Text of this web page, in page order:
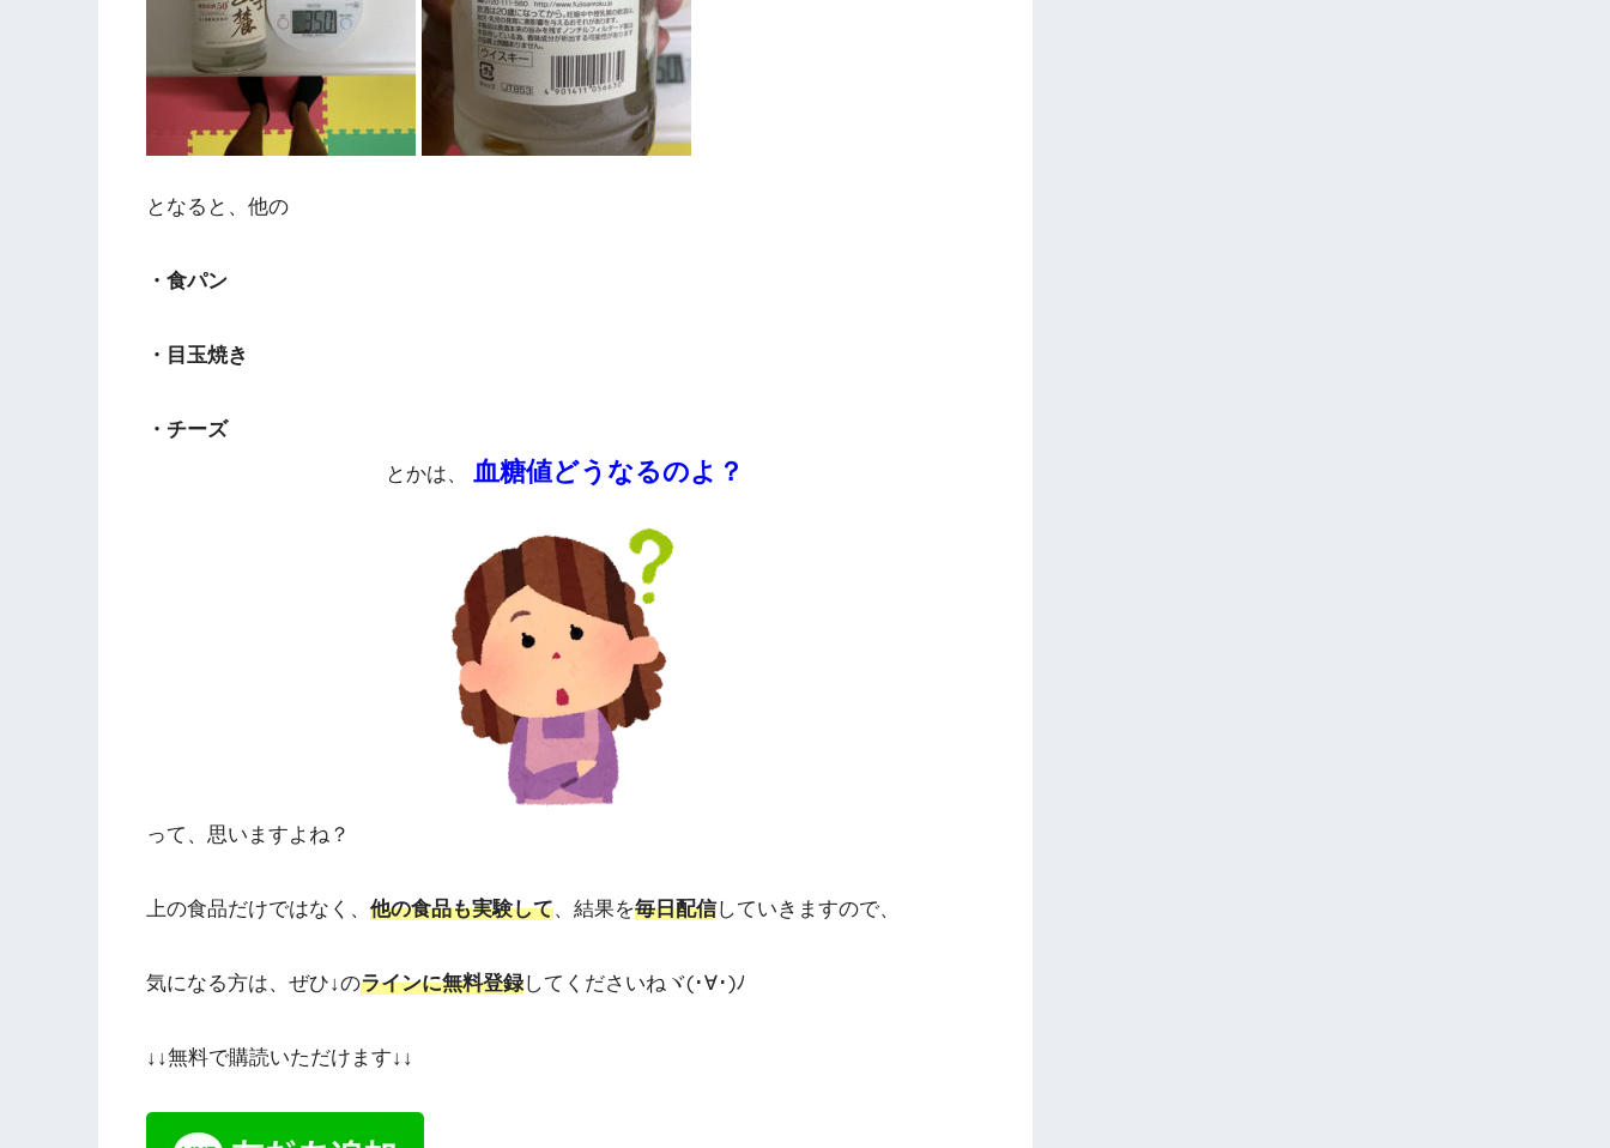
となると、他の
・食パン
・目玉焼き
・チーズ
とかは、 血糖値どうなるのよ？
って、思いますよね？
上の食品だけではなく、 他の食品も実験して、結果を毎日配信していきますので、
気になる方は、ぜひ↓のラインに無料登録してくださいねヾ(･∀･)ﾉ
↓↓無料で購読いただけます↓↓